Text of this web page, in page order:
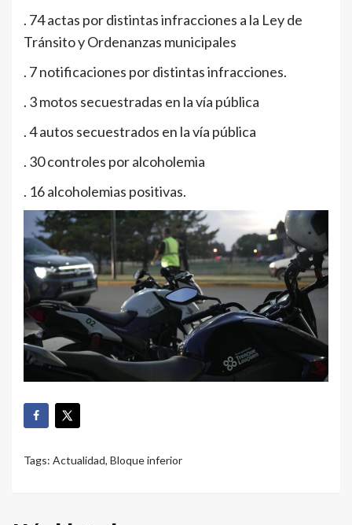
. 74 actas por distintas infracciones a la Ley de
Tránsito y Ordenanzas municipales
. 7 notificaciones por distintas infracciones.
. 3 motos secuestradas en la vía pública
. 4 autos secuestrados en la vía pública
. 30 controles por alcoholemia
. 16 alcoholemias positivas.
Tags: Actualidad, Bloque inferior